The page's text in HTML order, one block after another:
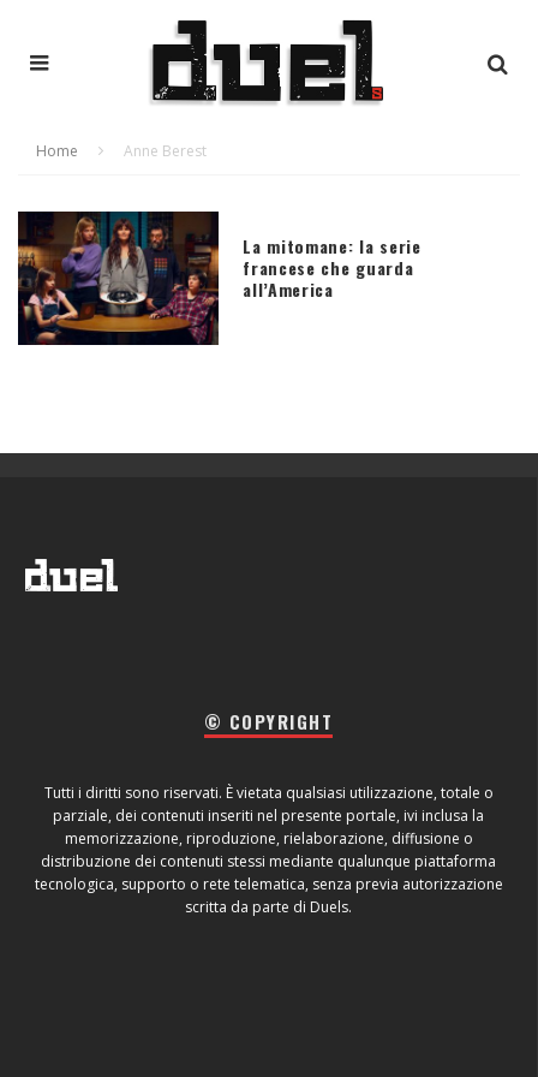
Home Anne Berest
La mitomane: la serie
francese che guarda
all’America
© COPYRIGHT
Tutti i diritti sono riservati. È vietata qualsiasi utilizzazione, totale o
parziale, dei contenuti inseriti nel presente portale, ivi inclusa la
memorizzazione, riproduzione, rielaborazione, diffusione o
distribuzione dei contenuti stessi mediante qualunque piattaforma
tecnologica, supporto o rete telematica, senza previa autorizzazione
scritta da parte di Duels.